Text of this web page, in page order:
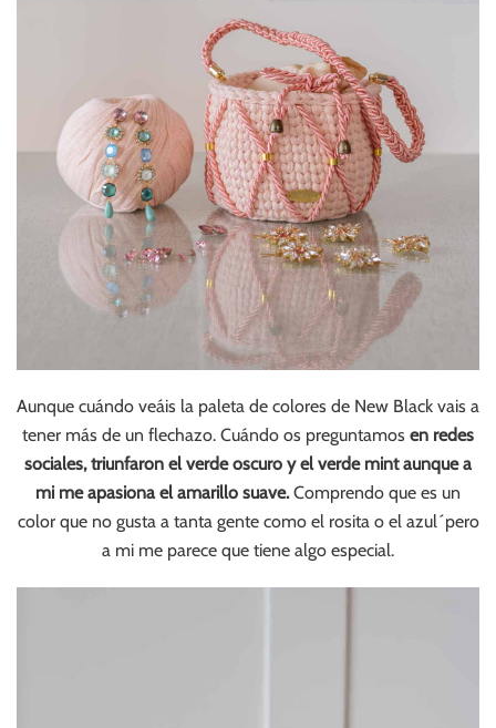
Aunque cuándo veáis la paleta de colores de New Black vais a
tener más de un flechazo. Cuándo os preguntamos en redes
sociales, triunfaron el verde oscuro y el verde mint aunque a
mi me apasiona el amarillo suave.Comprendo que es un
color que no gusta a tanta gente como el rosita o el azul´pero
a mi me parece que tiene algo especial.